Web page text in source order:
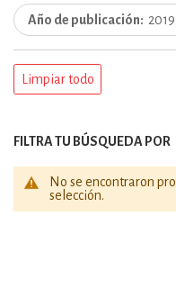
No se encontraron
selección.
Año de publicación 2019
Limpiar todo
FILTRA TU BÚSQUEDA POR